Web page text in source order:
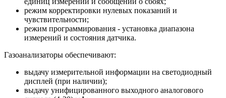
режим корректировки нулевых показаний и
чувствительности;
режим программирования - установка диапазона
измерений и состояния датчика.
Газоанализаторы обеспечивают:
выдачу измерительной информации на светодиодный
дисплей (при наличии);
выдачу унифицированного выходного аналогового